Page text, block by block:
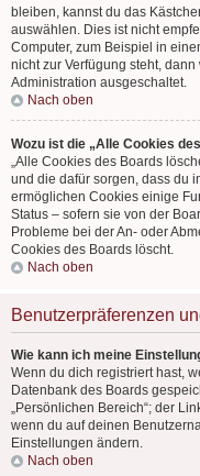
bleiben, kannst du das
auswählen. Dies ist nicht
Computer, zum Beispiel in
nicht zur Verfügung steht,
Administration ausgeschaltet.
Nach oben
Wozu ist die „Alle Cookies
„Alle Cookies des Boards
und die dafür sorgen, dass du
ermöglichen Cookies einige
Status – sofern sie von der
Probleme bei der An- oder
Cookies des Boards löscht.
Nach oben
Benutzerpräferenzen
Wie kann ich meine
Wenn du dich registriert hast,
Datenbank des Boards
„Persönlichen Bereich“; der
wenn du auf deinen
Einstellungen ändern.
Nach oben